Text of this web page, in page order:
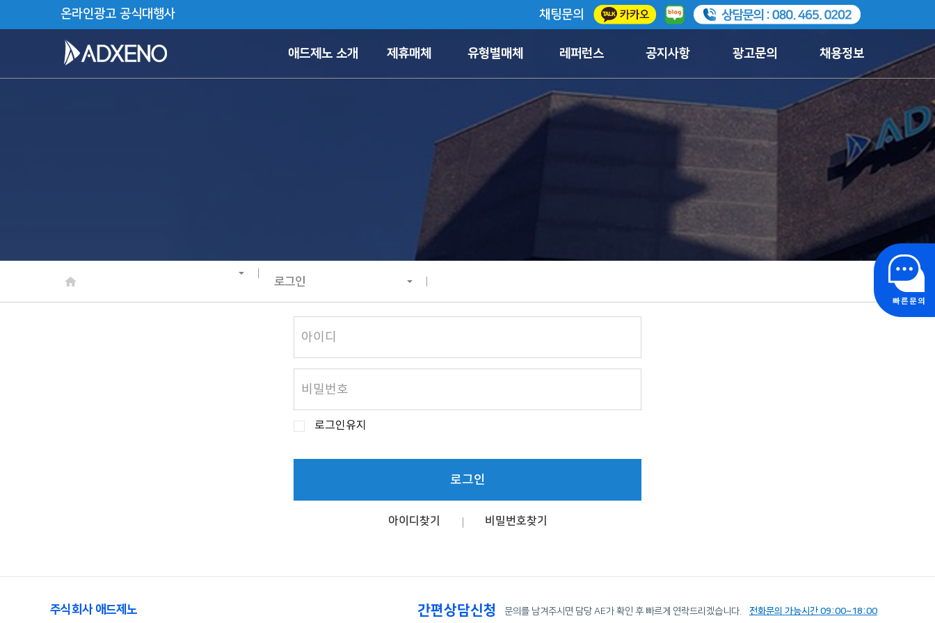
온라인광고 공식대행사 채팅문의
애드제노 소개 제휴매체 유형별매체 레퍼런스 공지사항 광고문의 채용정보
로그인
로그인유지
로그인
아이디찾기 비밀번호찾기
주식회사 애드제노 간편상담신청 문의를 남겨주시면 담당 AE가 확인 후 빠르게 연락드리겠습니다. 전화문의 가능시간 09:00~18:00